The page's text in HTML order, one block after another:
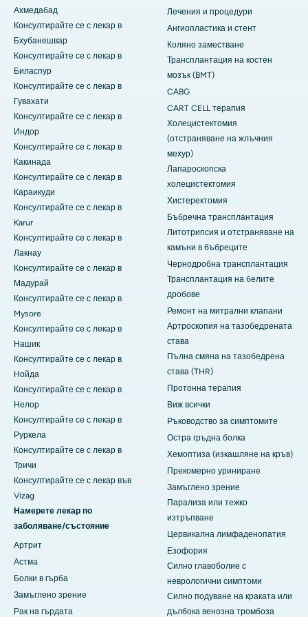
Ахмедабад
Консултирайте се с лекар в
Бхубанешвар
Консултирайте се с лекар в
Биласпур
Консултирайте се с лекар в
Гувахати
Консултирайте се с лекар в
Индор
Консултирайте се с лекар в
Какинада
Консултирайте се с лекар в
Караикуди
Консултирайте се с лекар в
Karur
Консултирайте се с лекар в
Лакнау
Консултирайте се с лекар в
Мадурай
Консултирайте се с лекар в
Mysore
Консултирайте се с лекар в
Нашик
Консултирайте се с лекар в
Нойда
Консултирайте се с лекар в
Нелор
Консултирайте се с лекар в
Руркела
Консултирайте се с лекар в
Тричи
Консултирайте се с лекар във
Vizag
Намерете лекар по
заболяване/състояние
Артрит
Астма
Болки в гърба
Замъглено зрение
Рак на гърдата
Лечения и процедури
Ангиопластика и стент
Коляно заместване
Трансплантация на костен
мозък (BMT)
CABG
CART CELL терапия
Холецистектомия
(отстраняване на жлъчния
мехур)
Лапароскопска
холецистектомия
Хистеректомия
Бъбречна трансплантация
Литотрипсия и отстраняване на
камъни в бъбреците
Чернодробна трансплантация
Трансплантация на белите
дробове
Ремонт на митрални клапани
Артроскопия на тазобедрената
става
Пълна смяна на тазобедрена
става (THR)
Протонна терапия
Виж всички
Ръководство за симптомите
Остра гръдна болка
Хемоптиза (изкашляне на кръв)
Прекомерно уриниране
Замъглено зрение
Парализа или тежко
изтръпване
Цервикална лимфаденопатия
Езофория
Силно главоболие с
неврологични симптоми
Силно подуване на краката или
дълбока венозна тромбоза